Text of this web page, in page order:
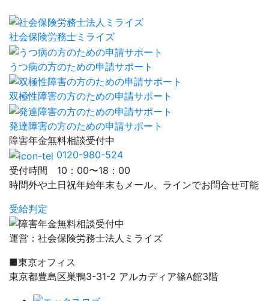
社会保険労務士ミライズ
うつ病の方のための申請サポート
双極性障害の方のための申請サポート
発達障害の方のための申請サポート
障害年金無料相談受付中
0120-980-524
受付時間 10：00〜18：00
時間外や土日祝年始年末もメール、ラインでお問合せ可能
受給判定
運営：社会保険労務士法人ミライズ
■東京オフィス
東京都豊島区巣鴨3-31-2 アルカディア篠A館3階